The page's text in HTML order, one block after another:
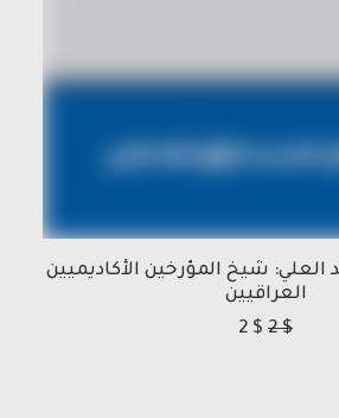
العلي: شيخ المؤرخين الأكاديميين
العراقيين
2$
2 $